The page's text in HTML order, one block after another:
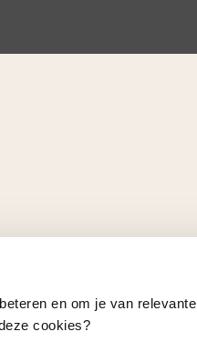
en om je van relevante
cookies?